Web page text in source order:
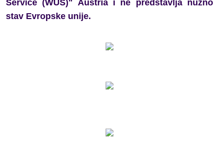
izražavanja i aktivnog učešća
Preporuke mladih za donosioce
Service (WUS)" Austria i ne predstavlja nužno
stav Evropske unije.